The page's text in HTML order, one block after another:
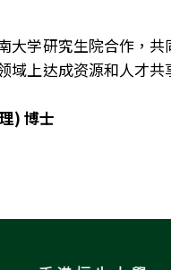
大学研究生院合作，
域上达成资源和人才
) 博士